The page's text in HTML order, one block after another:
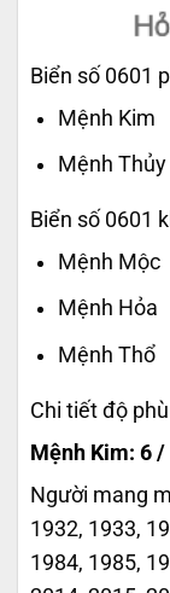
Biển số 0601
Mệnh Kim
Mệnh Thủy
Biển số 0601
Mệnh Mộc
Mệnh Hỏa
Mệnh Thổ
Chi tiết độ
Mệnh Kim: 6
Người mang
1932, 1933,
1984, 1985,